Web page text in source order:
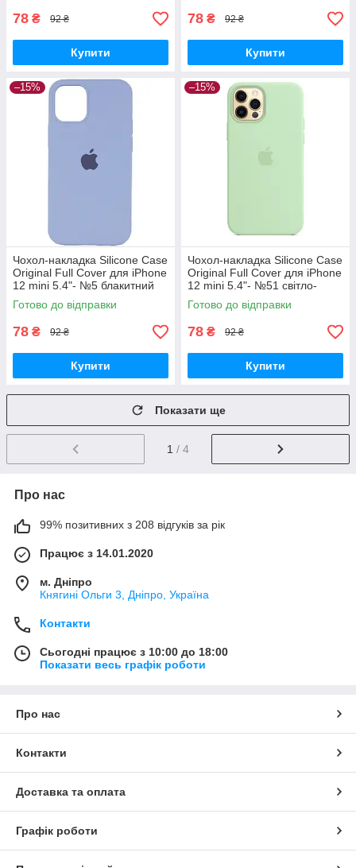
78 ₴ 92 ₴
Купити
78 ₴ 92 ₴
Купити
–15%
Чохол-накладка Silicone Case
Original Full Cover для iPhone
12 mini 5.4"- №5 блакитний
Готово до відправки
78 ₴ 92 ₴
Купити
–15%
Чохол-накладка Silicone Case
Original Full Cover для iPhone
12 mini 5.4"- №51 світло-
зелений
Готово до відправки
78 ₴ 92 ₴
Купити
Показати ще
1 / 4
Про нас
99% позитивних з 208 відгуків за рік
Працює з 14.01.2020
м. Дніпро
Княгині Ольги 3, Дніпро, Україна
Контакти
Сьогодні працює з 10:00 до 18:00
Показати весь графік роботи
Про нас
Контакти
Доставка та оплата
Графік роботи